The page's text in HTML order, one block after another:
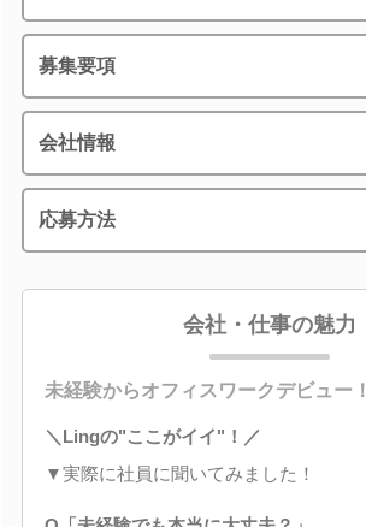
募集要項
会社情報
応募方法
会社・仕事の魅力
未経験からオフィスワークデビュー！
＼Lingの"ここがイイ"！／
▼実際に社員に聞いてみました！